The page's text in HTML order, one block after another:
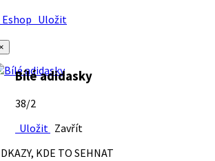
Uložit
Bílé adidasky
38/2
Uložit Zavřít
KDE TO SEHNAT